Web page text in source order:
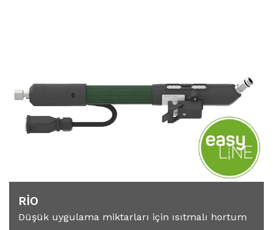
RIO
Düşük uygulama miktarları için ısıtmalı hortum